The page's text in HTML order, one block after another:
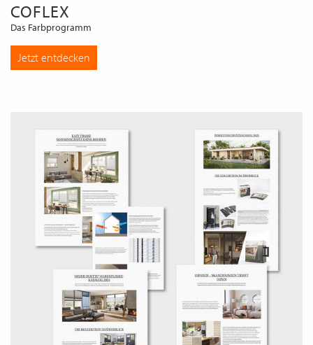
COFLEX
Das Farbprogramm
Jetzt entdecken